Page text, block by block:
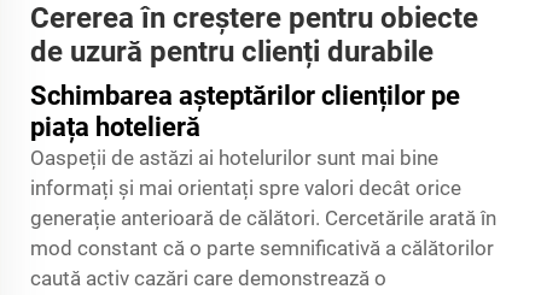
Cererea în creștere pentru obiecte
de uzură pentru clienți durabile
Schimbarea așteptărilor clienților pe
piața hotelieră
Oaspeții de astăzi ai hotelurilor sunt mai bine
informați și mai orientați spre valori decât orice
generație anterioară de călători. Cercetările arată în
mod constant că o parte semnificativă a călătorilor
caută activ cazări care demonstrează o